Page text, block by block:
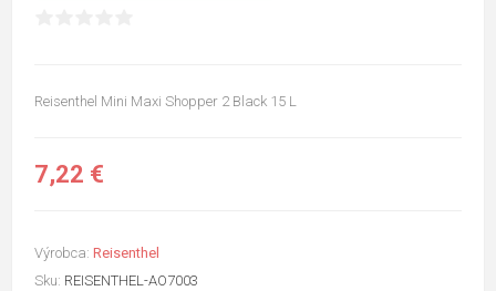
Reisenthel Mini Maxi Shopper 2 Black 15 L
7,22 €
Výrobca: Reisenthel
Sku: REISENTHEL-AO7003